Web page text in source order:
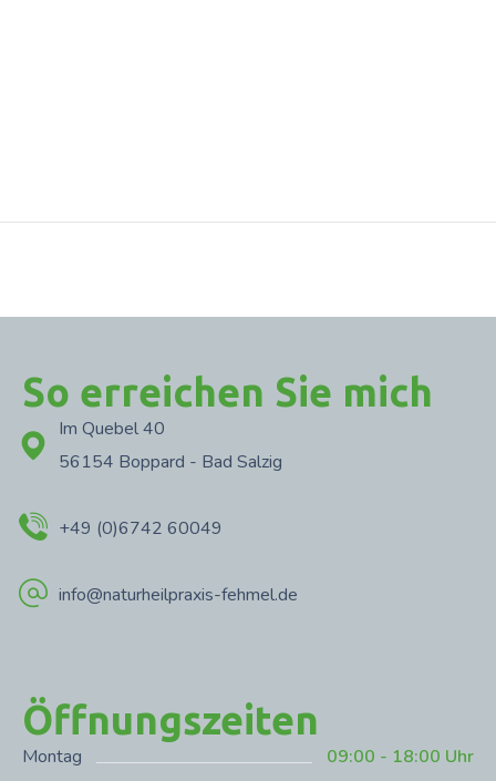
So erreichen Sie mich
Im Quebel 40
56154 Boppard - Bad Salzig
+49 (0)6742 60049
info@naturheilpraxis-fehmel.de
Öffnungszeiten
Montag 09:00 - 18:00 Uhr